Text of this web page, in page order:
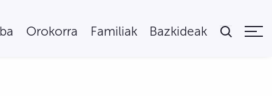
Orokorra Familiak Bazkideak